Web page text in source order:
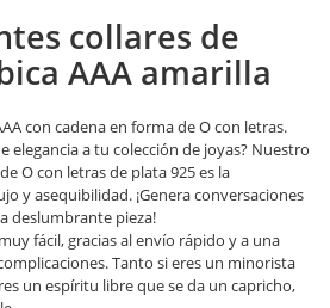
collares de
AAA amarilla
con cadena en forma de O con letras.
elegancia a tu colección de joyas? Nuestro
O con letras de plata 925 es la
y asequibilidad. ¡Genera conversaciones
deslumbrante pieza!
fácil, gracias al envío rápido y a una
Tanto si eres un minorista
un espíritu libre que se da un capricho,